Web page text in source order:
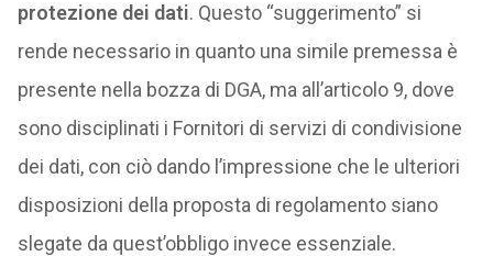
protezione dei dati. Questo “suggerimento” si
rende necessario in quanto una simile premessa è
presente nella bozza di DGA, ma all’articolo 9, dove
sono disciplinati i Fornitori di servizi di condivisione
dei dati, con ciò dando l’impressione che le ulteriori
disposizioni della proposta di regolamento siano
slegate da quest’obbligo invece essenziale.